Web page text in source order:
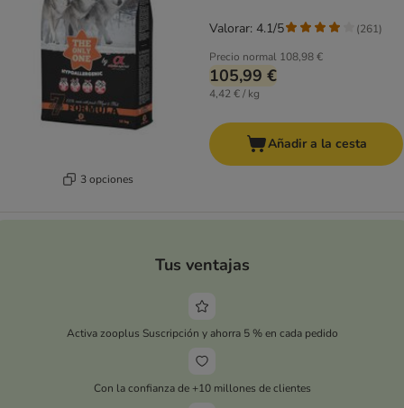
3 opciones
Precio normal 108,98 €
105,99 €
4,42 € / kg
Valorar: 4.1/5 (261)
Añadir a la cesta
Tus ventajas
Activa zooplus Suscripción y ahorra 5 % en cada pedido
Con la confianza de +10 millones de clientes